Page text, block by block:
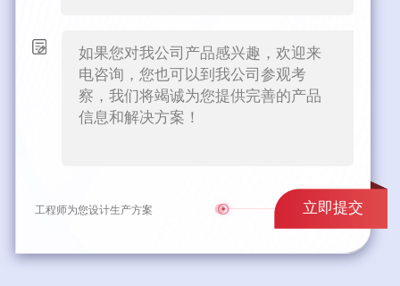
工程师为您设计生产方案 立即提交